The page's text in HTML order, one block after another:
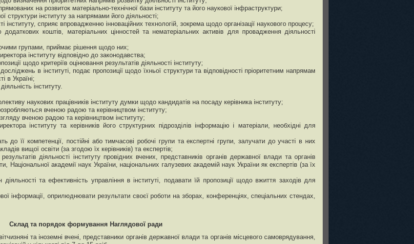
на розвиток матеріально-технічної бази інституту та його наукової інфраструктури;
структури інституту за напрямами його діяльності;
інституту, сприяє впровадженню інноваційних технологій, зокрема щодо організації наукового процесу;
коштів, матеріальних цінностей та нематеріальних активів для провадження діяльності
групами, приймає рішення щодо них;
інституту відповідно до законодавства;
щодо критеріїв оцінювання результатів діяльності інституту;
в інституті, подає пропозиції щодо їхньої структури та відповідності пріоритетним напрямам
в Україні;
інституту.
наукових працівників інституту думки щодо кандидатів на посаду керівника інституту;
вченою радою та керівництвом інституту;
вченою радою та керівництвом інституту;
інституту та керівників його структурних підрозділів інформацію і матеріали, необхідні для
її компетенції, постійні або тимчасові робочі групи та експертні групи, залучати до участі в них
вищої освіти (за згодою їх керівників) та експертів;
діяльності інституту провідних вчених, представників органів державної влади та органів
Національної академії наук України, національних галузевих академій наук України як експертів (за їх
та ефективність управління в інституті, подавати їй пропозиції щодо вжиття заходів для
інформації, оприлюднювати результати своєї роботи на зборах, конференціях, спеціальних стендах,
Склад та порядок формування Наглядової ради
та іноземні вчені, представники органів державної влади та органів місцевого самоврядування,